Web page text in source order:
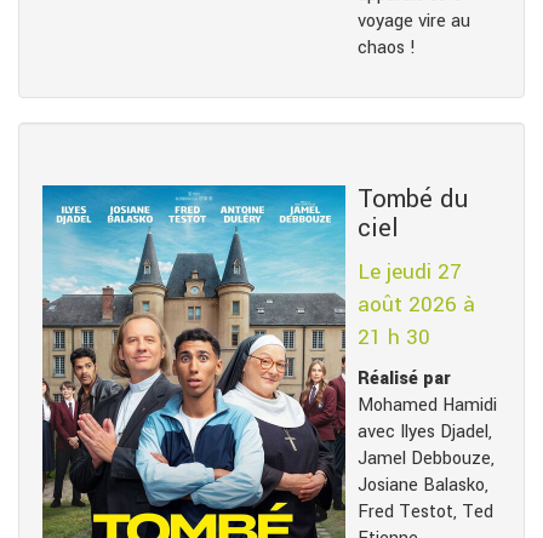
voyage vire au
chaos !
Tombé du
ciel
Le jeudi 27
août 2026 à
21 h 30
Réalisé par
Mohamed Hamidi
avec Ilyes Djadel,
Jamel Debbouze,
Josiane Balasko,
Fred Testot, Ted